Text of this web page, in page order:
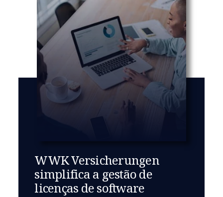
WWK Versicherungen
simplifica a gestão de
licenças de software